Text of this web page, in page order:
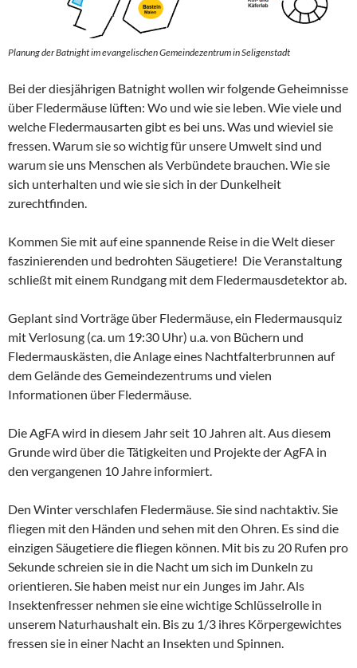
Planung der Batnight im evangelischen Gemeindezentrum in Seligenstadt
Bei der diesjährigen Batnight wollen wir folgende Geheimnisse
über Fledermäuse lüften: Wo und wie sie leben. Wie viele und
welche Fledermausarten gibt es bei uns. Was und wieviel sie
fressen. Warum sie so wichtig für unsere Umwelt sind und
warum sie uns Menschen als Verbündete brauchen. Wie sie
sich unterhalten und wie sie sich in der Dunkelheit
zurechtfinden.
Kommen Sie mit auf eine spannende Reise in die Welt dieser
faszinierenden und bedrohten Säugetiere! Die Veranstaltung
schließt mit einem Rundgang mit dem Fledermausdetektor ab.
Geplant sind Vorträge über Fledermäuse, ein Fledermausquiz
mit Verlosung (ca. um 19:30 Uhr) u.a. von Büchern und
Fledermauskästen, die Anlage eines Nachtfalterbrunnen auf
dem Gelände des Gemeindezentrums und vielen
Informationen über Fledermäuse.
Die AgFA wird in diesem Jahr seit 10 Jahren alt. Aus diesem
Grunde wird über die Tätigkeiten und Projekte der AgFA in
den vergangenen 10 Jahre informiert.
Den Winter verschlafen Fledermäuse. Sie sind nachtaktiv. Sie
fliegen mit den Händen und sehen mit den Ohren. Es sind die
einzigen Säugetiere die fliegen können. Mit bis zu 20 Rufen pro
Sekunde schreien sie in die Nacht um sich im Dunkeln zu
orientieren. Sie haben meist nur ein Junges im Jahr. Als
Insektenfresser nehmen sie eine wichtige Schlüsselrolle in
unserem Naturhaushalt ein. Bis zu 1/3 ihres Körpergewichtes
fressen sie in einer Nacht an Insekten und Spinnen.